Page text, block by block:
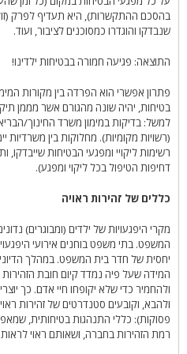
בהסכם ההתקשרות), היא תעדיף לפרק
שנבדקו והוגדרו כמסוכנים לציבור, ועוד.
התוצאה: פגיעה חמורה בבטיחות ילדינו!
פתרון אפשרי הוא הפרדה בין מקורות
בטיחות, יהיה שונה מהגורם אשר מממן
למשל: בדיקות במימון משרד החינוך/
(רשויות מקומיות). מחלוקות בין
רשימות ליקויי ומפגעי הבטיחות
דחיפות הטיפול בכל ליקוי ומפגע).
כללים של זהירות ראויה
מקרי היפגעויות של ילדים (ומבוגרים)
המשפט. בתי משפט בוחנים אירועי
יחסית של חדר בית המשפט. במהלך
המידה שעל פיה נמדד קיום חובת הזהירות
ולהחמיר כדי שלא יקופחו חיי אדם. כך
ולהבא, וקובעים סטנדרטים של זהירות
פסוקות): כללי התנהגות בטיחותית,
רמת הזהירות בחברה, ושאותם ראוי